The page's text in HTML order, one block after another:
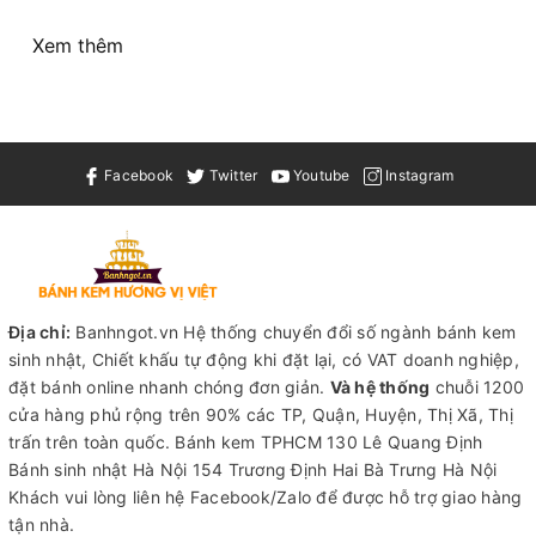
Xem thêm
Facebook Twitter Youtube Instagram
Địa chỉ: Banhngot.vn Hệ thống chuyển đổi số ngành bánh kem
sinh nhật, Chiết khấu tự động khi đặt lại, có VAT doanh nghiệp,
đặt bánh online nhanh chóng đơn giản. Và hệ thống chuỗi 1200
cửa hàng phủ rộng trên 90% các TP, Quận, Huyện, Thị Xã, Thị
trấn trên toàn quốc. Bánh kem TPHCM130 Lê Quang Định
Bánh sinh nhật Hà Nội 154 Trương Định Hai Bà Trưng Hà Nội
Khách vui lòng liên hệ Facebook/Zalo để được hỗ trợ giao hàng
tận nhà.